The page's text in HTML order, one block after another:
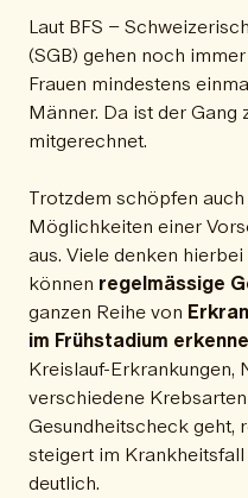
Laut BFS –
(SGB) gehen noch
Frauen mindestens
Männer. Da ist der
mitgerechnet.
Trotzdem schöpfen
Möglichkeiten einer
aus. Viele denken
können regelmässige
ganzen Reihe von
im Frühstadium
Kreislauf-Erkrankungen,
verschiedene
Gesundheitscheck geht,
steigert im
deutlich.